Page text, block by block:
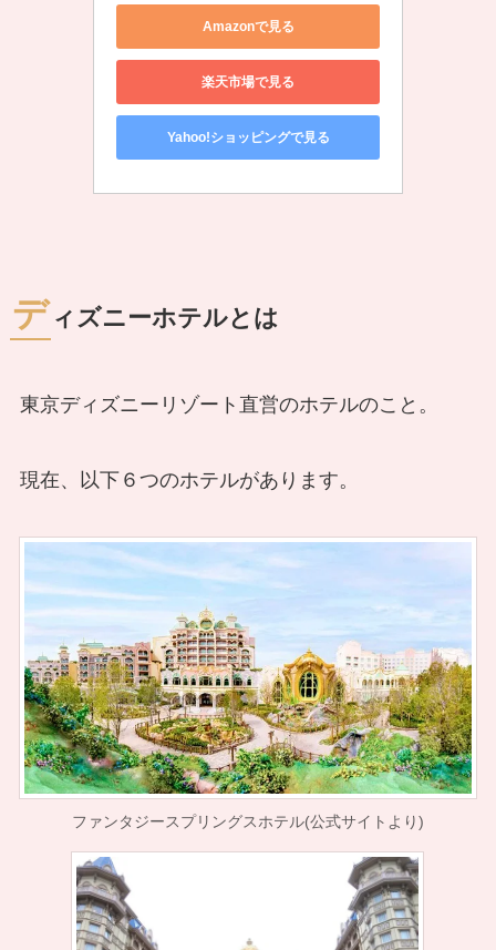
Amazonで見る
楽天市場で見る
Yahoo!ショッピングで見る
デ ィズニーホテルとは
東京ディズニーリゾート直営のホテルのこと。
現在、以下６つのホテルがあります。
ファンタジースプリングスホテル(公式サイトより)